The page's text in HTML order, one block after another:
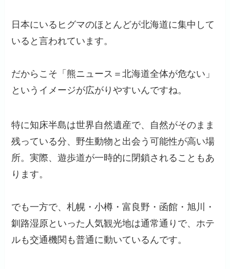
日本にいるヒグマのほとんどが北海道に集中して
いると言われています。
だからこそ「熊ニュース＝北海道全体が危ない」
というイメージが広がりやすいんですね。
特に知床半島は世界自然遺産で、自然がそのまま
残っている分、野生動物と出会う可能性が高い場
所。実際、遊歩道が一時的に閉鎖されることもあ
ります。
でも一方で、札幌・小樽・富良野・函館・旭川・
釧路湿原といった人気観光地は通常通りで、ホテ
ルも交通機関も普通に動いているんです。